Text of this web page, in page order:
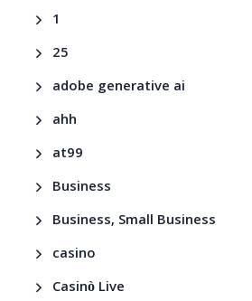
1
25
adobe generative ai
ahh
at99
Business
Business, Small Business
casino
Casinò Live